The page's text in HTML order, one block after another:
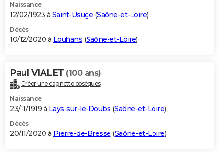
Naissance
12/02/1923 à Saint-Usuge (Saône-et-Loire)
Décès
10/12/2020 à Louhans (Saône-et-Loire)
Paul VIALET (100 ans)
Créer une cagnotte obsèques
Naissance
23/11/1919 à Lays-sur-le-Doubs (Saône-et-Loire)
Décès
20/11/2020 à Pierre-de-Bresse (Saône-et-Loire)